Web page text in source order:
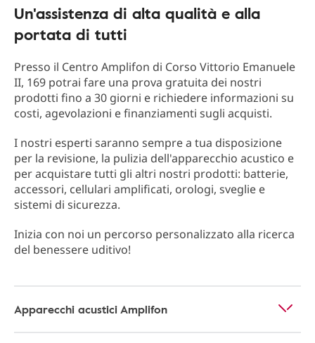
Un'assistenza di alta qualità e alla
portata di tutti
Presso il Centro Amplifon di Corso Vittorio Emanuele
II, 169 potrai fare una prova gratuita dei nostri
prodotti fino a 30 giorni e richiedere informazioni su
costi, agevolazioni e finanziamenti sugli acquisti.
I nostri esperti saranno sempre a tua disposizione
per la revisione, la pulizia dell'apparecchio acustico e
per acquistare tutti gli altri nostri prodotti: batterie,
accessori, cellulari amplificati, orologi, sveglie e
sistemi di sicurezza.
Inizia con noi un percorso personalizzato alla ricerca
del benessere uditivo!
Apparecchi acustici Amplifon